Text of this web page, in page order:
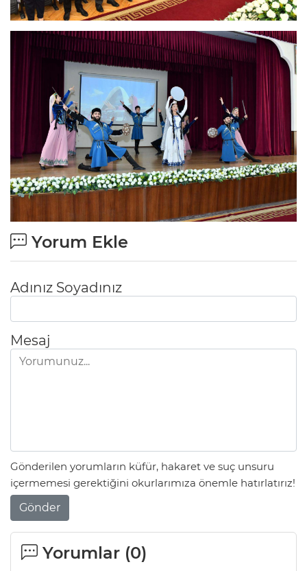
Yorum Ekle
Adınız Soyadınız
Mesaj
Gönderilen yorumların küfür, hakaret ve suç unsuru
içermemesi gerektiğini okurlarımıza önemle hatırlatırız!
Gönder
Yorumlar (0)